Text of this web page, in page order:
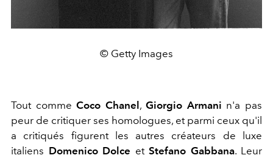
© Getty Images
Tout commeCoco Chanel ,Giorgio Armani n'a pas
peur de critiquer ses homologues, et parmi ceux qu'il
a critiqués figurent les autres créateurs de luxe
italiens Domenico Dolce et Stefano Gabbana. Leur